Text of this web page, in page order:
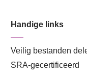
Handige links
Veilig bestanden
SRA-gecertificeerd